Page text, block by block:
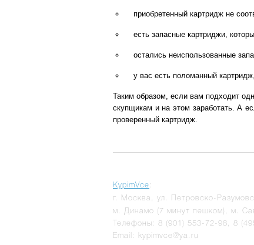
приобретенный картридж не
есть запасные картриджи,
остались неиспользованные
у вас есть поломанный
Таким образом, если вам подходит
скупщикам и на этом заработать. А
проверенный картридж.
KypimVce:
г.
Москва
ул. Петровско-
м. Динамо (7 минут пешком), м.
Телефоны: 8 (901) 553-72-98
8
Email: kypimvce@ya.ru